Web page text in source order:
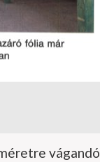
vágandó